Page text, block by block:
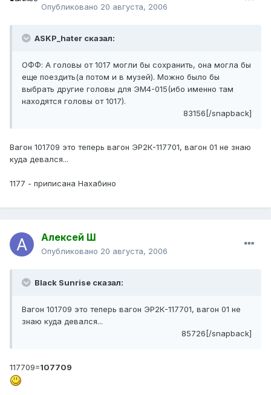
Опубликовано 20 августа, 2006
ASKP_hater сказал:
ОФФ: А головы от 1017 могли бы сохранить, она могла бы
еще поездить(а потом и в музей). Можно было бы
выбрать другие головы для ЭМ4-015(ибо именно там
находятся головы от 1017).
83156[/snapback]
Вагон 101709 это теперь вагон ЭР2К-117701, вагон 01 не знаю
куда девался...
1177 - приписана Нахабино
Алексей Ш
Опубликовано 20 августа, 2006
Black Sunrise сказал:
Вагон 101709 это теперь вагон ЭР2К-117701, вагон 01 не
знаю куда девался...
85726[/snapback]
117709=107709